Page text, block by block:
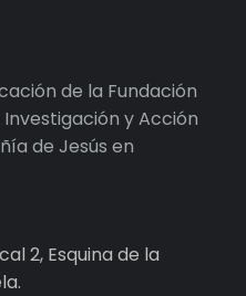
de la Fundación
y Acción
de Jesús en
2, Esquina de la